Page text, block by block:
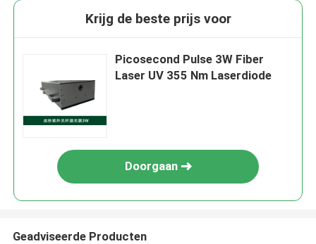
Krijg de beste prijs voor
Picosecond Pulse 3W Fiber
Laser UV 355 Nm Laserdiode
Doorgaan
Geadviseerde Producten